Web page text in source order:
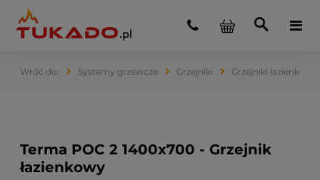
Systemy grzewcze Grzejniki Grzejniki łazienkowe
Terma POC 2 1400x700 - Grzejnik
łazienkowy